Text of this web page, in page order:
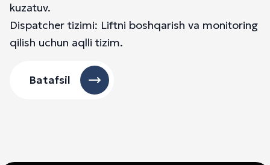
kuzatuv.
Dispatcher tizimi: Liftni boshqarish va monitoring
qilish uchun aqlli tizim.
Batafsil